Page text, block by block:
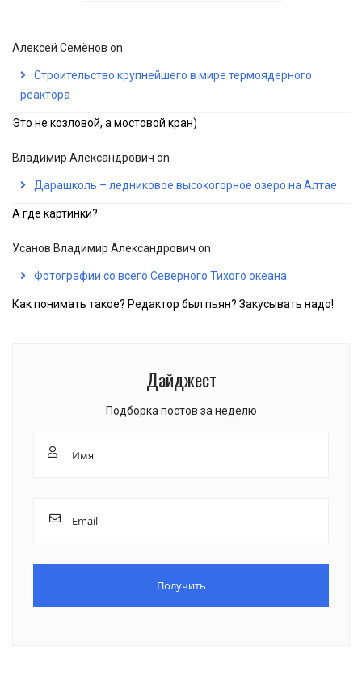
Алексей Семёнов on
Строительство крупнейшего в мире термоядерного
реактора
Это не козловой, а мостовой кран)
Владимир Александрович on
Дарашколь – ледниковое высокогорное озеро на Алтае
А где картинки?
Усанов Владимир Александрович on
Фотографии со всего Северного Тихого океана
Как понимать такое? Редактор был пьян? Закусывать надо!
Дайджест
Подборка постов за неделю